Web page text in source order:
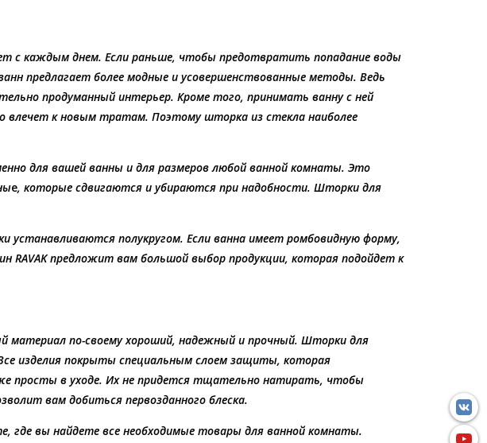
с каждым днем. Если раньше, чтобы предотвратить попадание воды
предлагает более модные и усовершенствованные методы. Ведь
продуманный интерьер. Кроме того, принимать ванну с ней
влечет к новым тратам. Поэтому шторка из стекла наиболее
для вашей ванны и для размеров любой ванной комнаты. Это
е, которые сдвигаются и убираются при надобности. Шторки для
полукругом. Если ванна имеет ромбовидную форму,
предложит вам большой выбор продукции, которая подойдет к
материал по-своему хороший, надежный и прочный. Шторки для
изделия покрыты специальным слоем защиты, которая
просты в уходе. Их не придется тщательно натирать, чтобы
вам добиться первозданного блеска.
где вы найдете все необходимые товары для ванной комнаты.